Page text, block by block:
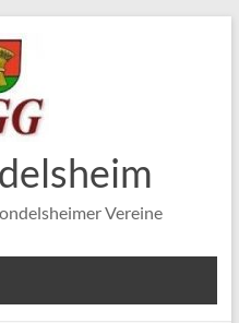
Vereine